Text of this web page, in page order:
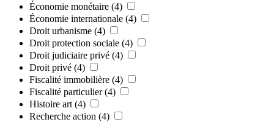
Économie monétaire (4)
Économie internationale (4)
Droit urbanisme (4)
Droit protection sociale (4)
Droit judiciaire privé (4)
Droit privé (4)
Fiscalité immobilière (4)
Fiscalité particulier (4)
Histoire art (4)
Recherche action (4)